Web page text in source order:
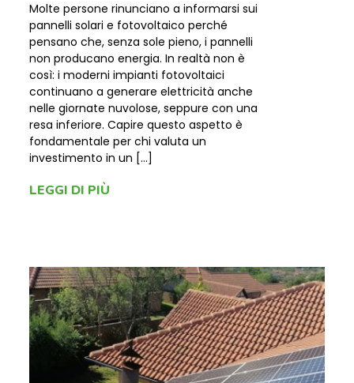
Molte persone rinunciano a informarsi sui
pannelli solari e fotovoltaico perché
pensano che, senza sole pieno, i pannelli
non producano energia. In realtà non è
così: i moderni impianti fotovoltaici
continuano a generare elettricità anche
nelle giornate nuvolose, seppure con una
resa inferiore. Capire questo aspetto è
fondamentale per chi valuta un
investimento in un […]
LEGGI DI PIÙ